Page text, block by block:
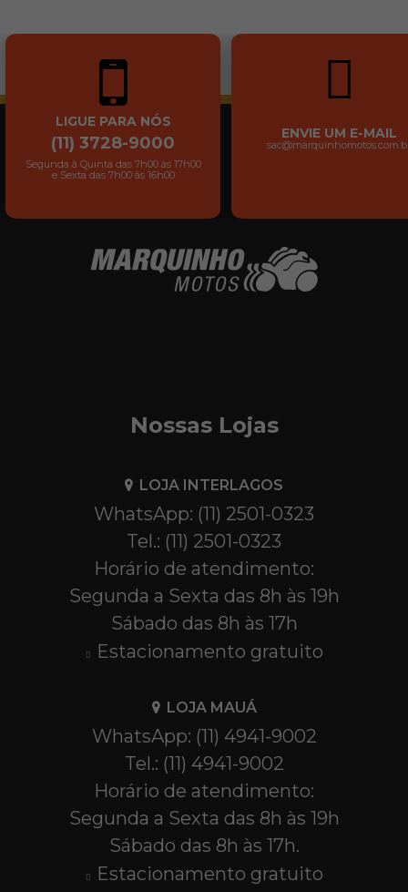
LIGUE PARA NÓS
(11) 3728-9000
Segunda à Quinta das 7h00 às 17h00
e Sexta das 7h00 às 16h00
ENVIE UM E-MAIL
Nossas Lojas
LOJA INTERLAGOS
WhatsApp: (11) 2501-0323
Tel.: (11) 2501-0323
Horário de atendimento:
Segunda a Sexta das 8h às 19h
Sábado das 8h às 17h
Estacionamento gratuito
LOJA MAUÁ
WhatsApp: (11) 4941-9002
Tel.: (11) 4941-9002
Horário de atendimento:
Segunda a Sexta das 8h às 19h
Sábado das 8h às 17h.
Estacionamento gratuito